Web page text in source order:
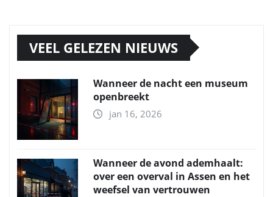
VEEL GELEZEN NIEUWS
Wanneer de nacht een museum
openbreekt
jan 16, 2026
Wanneer de avond ademhaalt:
over een overval in Assen en het
weefsel van vertrouwen